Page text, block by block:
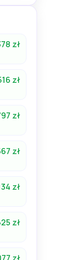
zł
zł
zł
zł
zł
zł